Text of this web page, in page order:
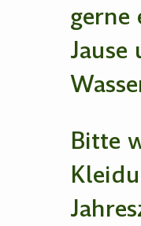
gerne
Jause
Bitte